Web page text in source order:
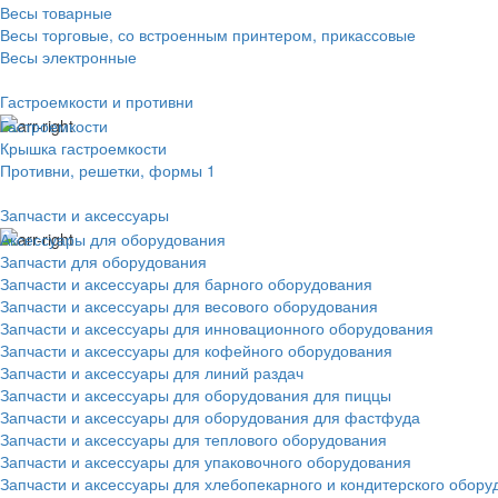
Весы товарные
Весы торговые, со встроенным принтером, прикассовые
Весы электронные
Гастроемкости и противни
Гастроемкости
Крышка гастроемкости
Противни, решетки, формы 1
Запчасти и аксессуары
Аксессуары для оборудования
Запчасти для оборудования
Запчасти и аксессуары для барного оборудования
Запчасти и аксессуары для весового оборудования
Запчасти и аксессуары для инновационного оборудования
Запчасти и аксессуары для кофейного оборудования
Запчасти и аксессуары для линий раздач
Запчасти и аксессуары для оборудования для пиццы
Запчасти и аксессуары для оборудования для фастфуда
Запчасти и аксессуары для теплового оборудования
Запчасти и аксессуары для упаковочного оборудования
Запчасти и аксессуары для хлебопекарного и кондитерского